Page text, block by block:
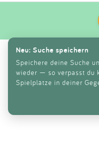
Neu: Suche speichern
Speichere deine Suche
wieder — so verpasst du
Spielplätze in deiner